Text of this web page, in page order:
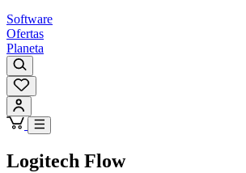
Software
Ofertas
Planeta
Logitech Flow